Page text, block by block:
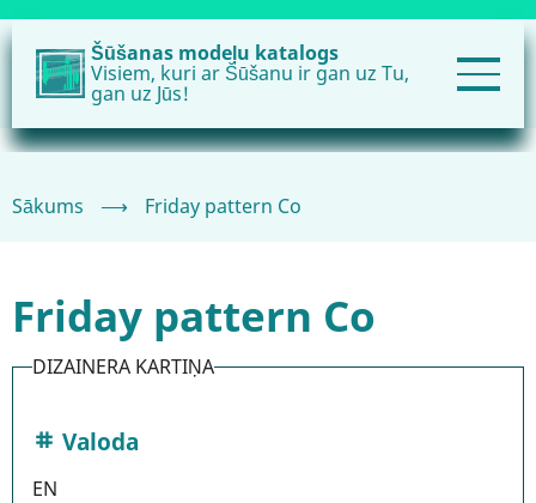
Pārlekt
uz
galveno
Šūšanas modeļu katalogs
Visiem, kuri ar Šūšanu ir gan uz Tu,
gan uz Jūs!
Sākums ⟶ Friday pattern Co
Friday pattern Co
DIZAINERA KARTIŅA
Valoda
EN